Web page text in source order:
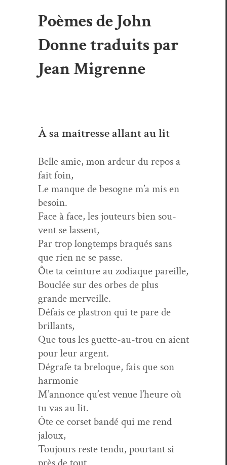
Poèmes de John
Donne traduits par
Jean Migrenne
À sa maîtresse allant au lit
Belle amie, mon ardeur du repos a
fait foin,
Le manque de besogne m’a mis en
besoin.
Face à face, les jou­teurs bien sou­
vent se lassent,
Par trop longtemps braqués sans
que rien ne se passe.
Ôte ta cein­ture au zodi­aque pareille,
Bouclée sur des orbes de plus
grande merveille.
Défais ce plas­tron qui te pare de
brillants,
Que tous les guette-au-trou en aient
pour leur argent.
Dégrafe ta breloque, fais que son
harmonie
M’annonce qu’est venue l’heure où
tu vas au lit.
Ôte ce corset bandé qui me rend
jaloux,
Tou­jours reste ten­du, pour­tant si